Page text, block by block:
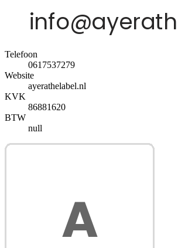
Telefoon
0617537279
Website
ayerathelabel.nl
KVK
86881620
BTW
null